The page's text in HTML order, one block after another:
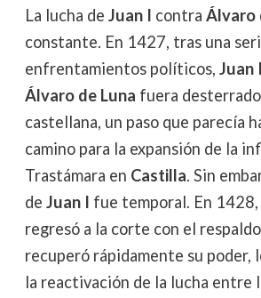
La lucha de Juan I contra Álvaro
constante. En 1427, tras una
enfrentamientos políticos, Juan I
Álvaro de Luna fuera
castellana, un paso que parecía
camino para la expansión de la
Trastámara en Castilla. Sin
de Juan I fue temporal. En 1428,
regresó a la corte con el
recuperó rápidamente su poder,
la reactivación de la lucha entre